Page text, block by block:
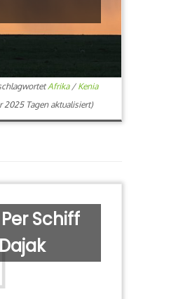
Afrika / Kenia
2025 Tagen aktualisiert)
Schiff